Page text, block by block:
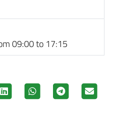
09:00 to 17:15